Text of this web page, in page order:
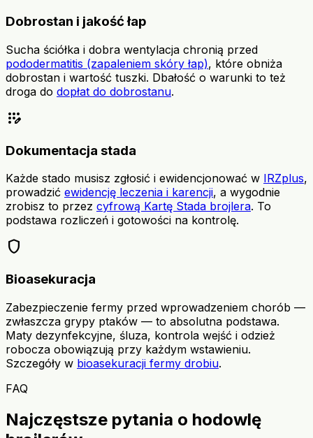
Dobrostan i jakość łap
Sucha ściółka i dobra wentylacja chronią przed
pododermatitis (zapaleniem skóry łap), które obniża
dobrostan i wartość tuszki. Dbałość o warunki to też
droga do dopłat do dobrostanu.
app_registration
Dokumentacja stada
Każde stado musisz zgłosić i ewidencjonować w IRZplus,
prowadzić ewidencję leczenia i karencji, a wygodnie
zrobisz to przez cyfrową Kartę Stada brojlera. To
podstawa rozliczeń i gotowości na kontrolę.
shield
Bioasekuracja
Zabezpieczenie fermy przed wprowadzeniem chorób —
zwłaszcza grypy ptaków — to absolutna podstawa.
Maty dezynfekcyjne, śluza, kontrola wejść i odzież
robocza obowiązują przy każdym wstawieniu.
Szczegóły w bioasekuracji fermy drobiu.
FAQ
Najczęstsze pytania o hodowlę